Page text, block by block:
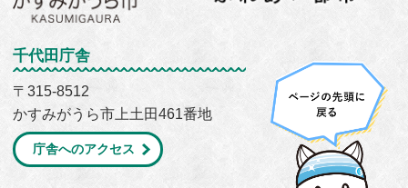
千代田庁舎
〒315-8512
かすみがうら市上土田461番地
庁舎へのアクセス